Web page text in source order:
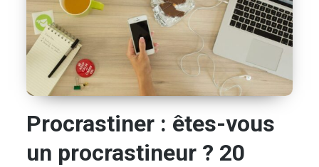
Procrastiner : êtes-vous
un procrastineur ? 20